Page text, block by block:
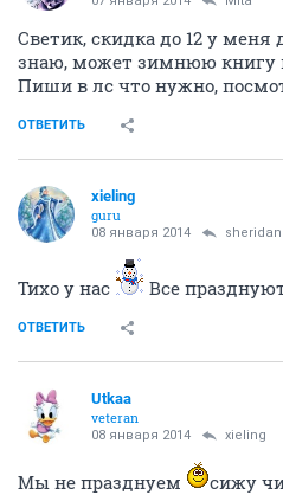
Светик, скидка до 12 у
знаю, может зимнюю книгу
Пиши в лс что нужно,
ОТВЕТИТЬ
xieling
guru
08 января 2014 sheridan
Тихо у нас Все
ОТВЕТИТЬ
Utkaa
veteran
08 января 2014 xieling
Мы не празднуем сижу